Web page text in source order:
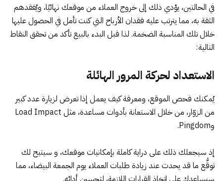
في الحالتين، يؤدي ذلك إلى خروج العملاء من موقعك نهائيًا، ويُفقدهم
الثقة به، مما يترتب عليه فقدان الأرباح التي كنت تأمل في الحصول عليها
خلال تلك المناسبة الضخمة. لذا قبل البدء بالبيع تأكد من تحقق النقاط
التالية:
الاستعداد لحركة المرور الهائلة
يُمكنك فحص الموقع، ومعرفة كيف يعمل إذا تعرض لزيارة عدد كبير
من الزوّار، من خلال الاستعانة بأدوات مساعدة، مثل Load Impact
وPingdom
.
إذ سيجعلك ذلك على دراية كاملة بإمكانيات موقعك، و سيتيح لك
توقُّع ما قد يحدث عند زيادة طلبات العملاء يوم الجمعة البيضاء، مما